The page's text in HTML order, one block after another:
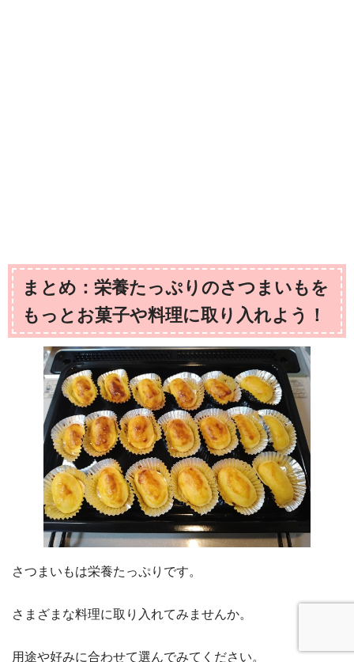
まとめ：栄養たっぷりのさつまいもを
もっとお菓子や料理に取り入れよう！
さつまいもは栄養たっぷりです。
さまざまな料理に取り入れてみませんか。
用途や好みに合わせて選んでみてください。